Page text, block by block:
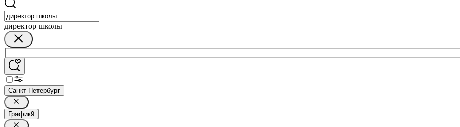
директор школы
Санкт-Петербург
График9